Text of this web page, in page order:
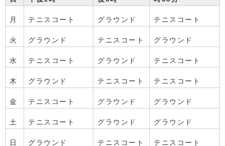
月 テニスコート グラウンド テニスコート
火 グラウンド テニスコート グラウンド
水 テニスコート グラウンド テニスコート
木 グラウンド テニスコート テニスコート
金 テニスコート グラウンド グラウンド
土 テニスコート グラウンド グラウンド
日 グラウンド テニスコート テニスコート